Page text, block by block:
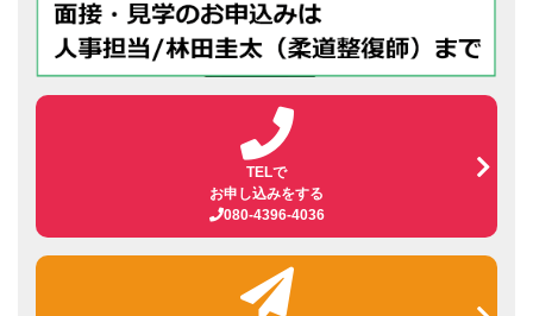
TELで
お申し込みをする
080-4396-4036